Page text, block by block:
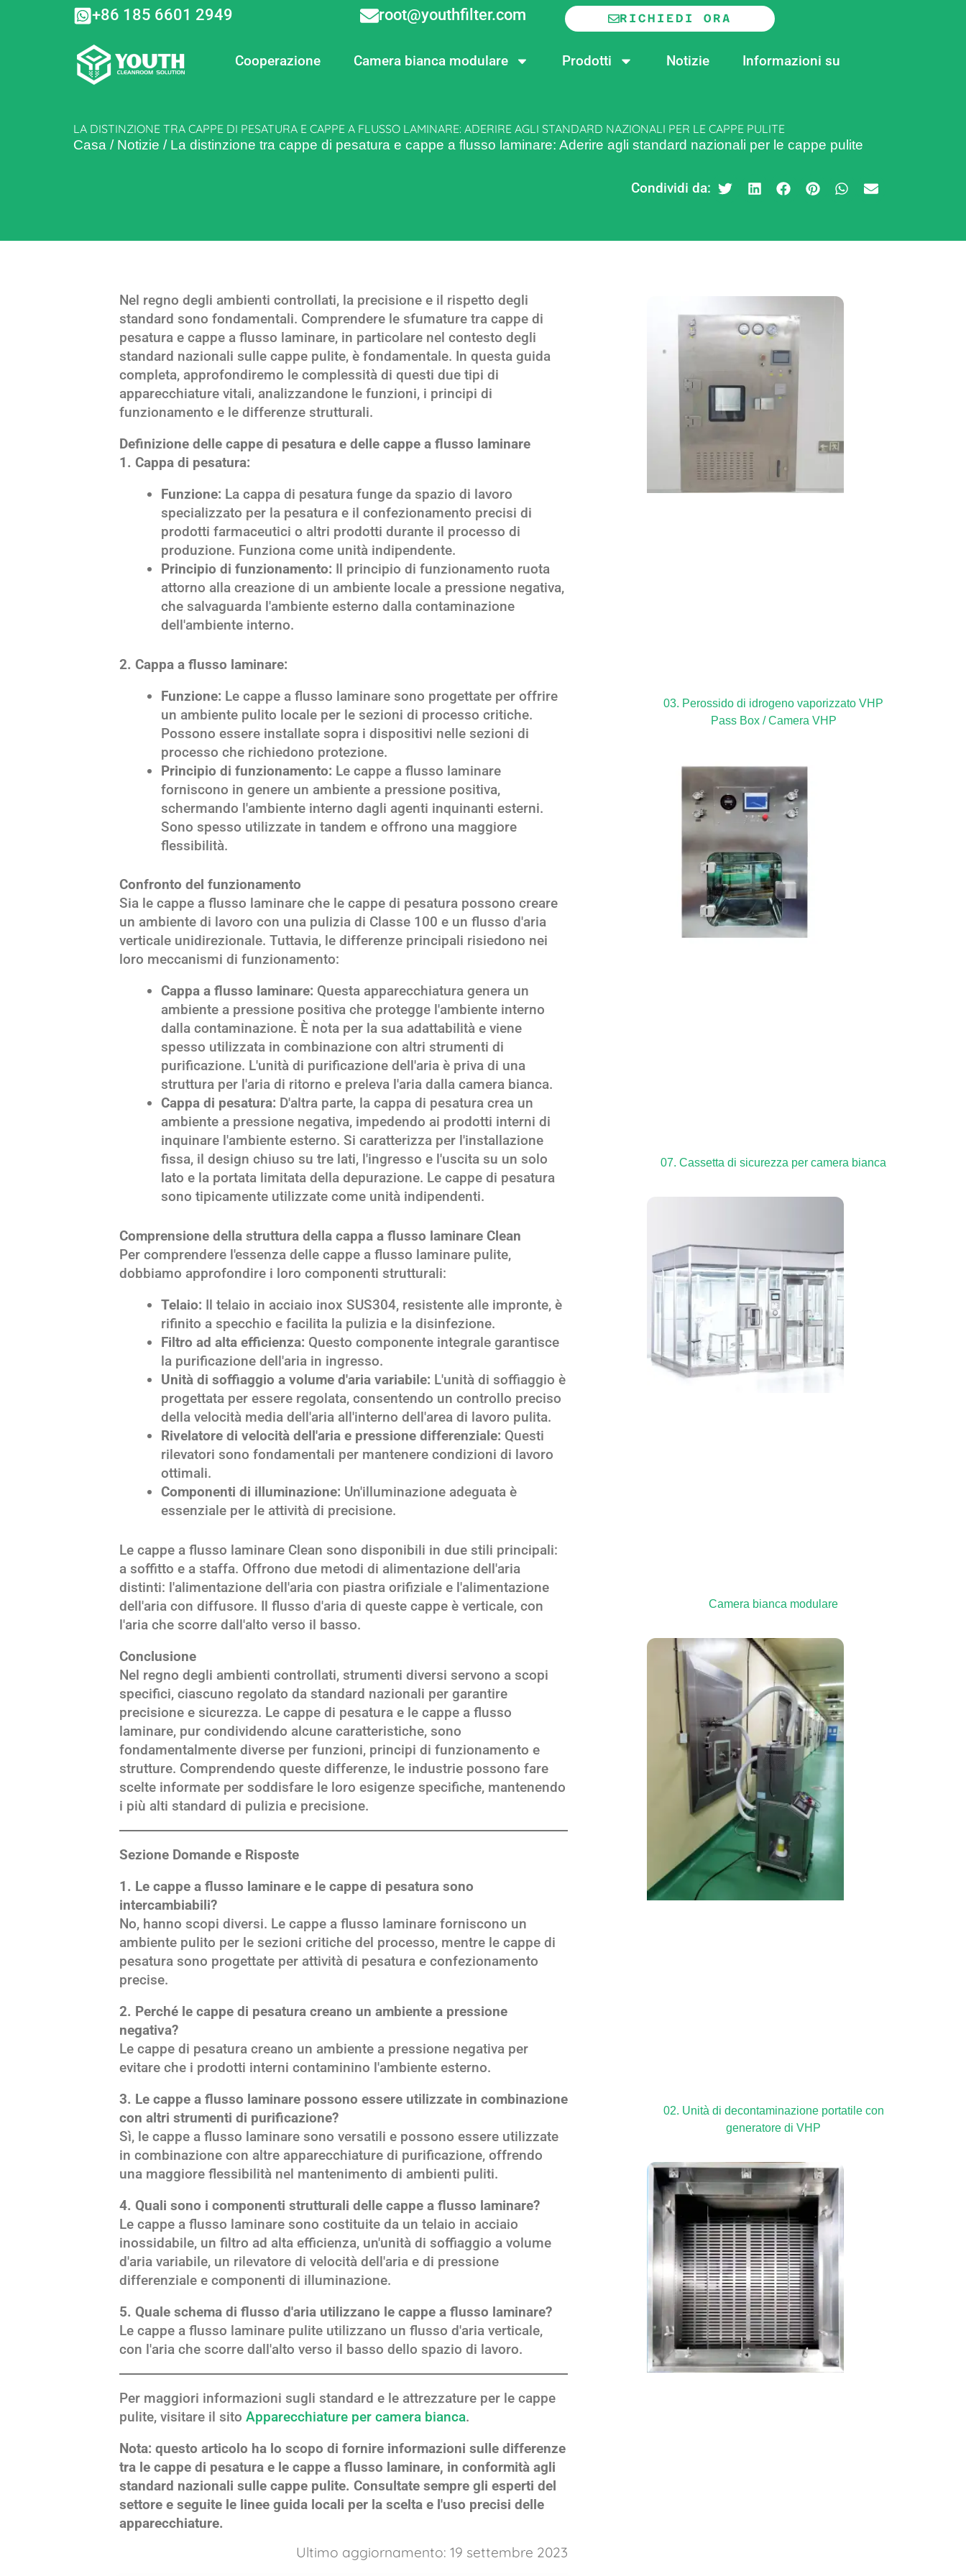
+86 185 6601 2949 root@youthfilter.com RICHIEDI ORA
Cooperazione Camera bianca modulare Prodotti Notizie Informazioni su
LA DISTINZIONE TRA CAPPE DI PESATURA E CAPPE A FLUSSO LAMINARE: ADERIRE AGLI STANDARD NAZIONALI PER LE CAPPE PULITE
Casa / Notizie / La distinzione tra cappe di pesatura e cappe a flusso laminare: Aderire agli standard nazionali per le cappe pulite
Condividi da:
Nel regno degli ambienti controllati, la precisione e il rispetto degli
standard sono fondamentali. Comprendere le sfumature tra cappe di
pesatura e cappe a flusso laminare, in particolare nel contesto degli
standard nazionali sulle cappe pulite, è fondamentale. In questa guida
completa, approfondiremo le complessità di questi due tipi di
apparecchiature vitali, analizzandone le funzioni, i principi di
funzionamento e le differenze strutturali.
Definizione delle cappe di pesatura e delle cappe a flusso laminare
1. Cappa di pesatura:
Funzione: La cappa di pesatura funge da spazio di lavoro
specializzato per la pesatura e il confezionamento precisi di
prodotti farmaceutici o altri prodotti durante il processo di
produzione. Funziona come unità indipendente.
Principio di funzionamento: Il principio di funzionamento ruota
attorno alla creazione di un ambiente locale a pressione negativa,
che salvaguarda l'ambiente esterno dalla contaminazione
dell'ambiente interno.
2. Cappa a flusso laminare:
Funzione: Le cappe a flusso laminare sono progettate per offrire
un ambiente pulito locale per le sezioni di processo critiche.
Possono essere installate sopra i dispositivi nelle sezioni di
processo che richiedono protezione.
Principio di funzionamento: Le cappe a flusso laminare
forniscono in genere un ambiente a pressione positiva,
schermando l'ambiente interno dagli agenti inquinanti esterni.
Sono spesso utilizzate in tandem e offrono una maggiore
flessibilità.
Confronto del funzionamento
Sia le cappe a flusso laminare che le cappe di pesatura possono creare
un ambiente di lavoro con una pulizia di Classe 100 e un flusso d'aria
verticale unidirezionale. Tuttavia, le differenze principali risiedono nei
loro meccanismi di funzionamento:
Cappa a flusso laminare: Questa apparecchiatura genera un
ambiente a pressione positiva che protegge l'ambiente interno
dalla contaminazione. È nota per la sua adattabilità e viene
spesso utilizzata in combinazione con altri strumenti di
purificazione. L'unità di purificazione dell'aria è priva di una
struttura per l'aria di ritorno e preleva l'aria dalla camera bianca.
Cappa di pesatura: D'altra parte, la cappa di pesatura crea un
ambiente a pressione negativa, impedendo ai prodotti interni di
inquinare l'ambiente esterno. Si caratterizza per l'installazione
fissa, il design chiuso su tre lati, l'ingresso e l'uscita su un solo
lato e la portata limitata della depurazione. Le cappe di pesatura
sono tipicamente utilizzate come unità indipendenti.
Comprensione della struttura della cappa a flusso laminare Clean
Per comprendere l'essenza delle cappe a flusso laminare pulite,
dobbiamo approfondire i loro componenti strutturali:
Telaio: Il telaio in acciaio inox SUS304, resistente alle impronte, è
rifinito a specchio e facilita la pulizia e la disinfezione.
Filtro ad alta efficienza: Questo componente integrale garantisce
la purificazione dell'aria in ingresso.
Unità di soffiaggio a volume d'aria variabile: L'unità di soffiaggio è
progettata per essere regolata, consentendo un controllo preciso
della velocità media dell'aria all'interno dell'area di lavoro pulita.
Rivelatore di velocità dell'aria e pressione differenziale: Questi
rilevatori sono fondamentali per mantenere condizioni di lavoro
ottimali.
Componenti di illuminazione: Un'illuminazione adeguata è
essenziale per le attività di precisione.
Le cappe a flusso laminare Clean sono disponibili in due stili principali:
a soffitto e a staffa. Offrono due metodi di alimentazione dell'aria
distinti: l'alimentazione dell'aria con piastra orifiziale e l'alimentazione
dell'aria con diffusore. Il flusso d'aria di queste cappe è verticale, con
l'aria che scorre dall'alto verso il basso.
Conclusione
Nel regno degli ambienti controllati, strumenti diversi servono a scopi
specifici, ciascuno regolato da standard nazionali per garantire
precisione e sicurezza. Le cappe di pesatura e le cappe a flusso
laminare, pur condividendo alcune caratteristiche, sono
fondamentalmente diverse per funzioni, principi di funzionamento e
strutture. Comprendendo queste differenze, le industrie possono fare
scelte informate per soddisfare le loro esigenze specifiche, mantenendo
i più alti standard di pulizia e precisione.
Sezione Domande e Risposte
1. Le cappe a flusso laminare e le cappe di pesatura sono
intercambiabili?
No, hanno scopi diversi. Le cappe a flusso laminare forniscono un
ambiente pulito per le sezioni critiche del processo, mentre le cappe di
pesatura sono progettate per attività di pesatura e confezionamento
precise.
2. Perché le cappe di pesatura creano un ambiente a pressione
negativa?
Le cappe di pesatura creano un ambiente a pressione negativa per
evitare che i prodotti interni contaminino l'ambiente esterno.
3. Le cappe a flusso laminare possono essere utilizzate in combinazione
con altri strumenti di purificazione?
Sì, le cappe a flusso laminare sono versatili e possono essere utilizzate
in combinazione con altre apparecchiature di purificazione, offrendo
una maggiore flessibilità nel mantenimento di ambienti puliti.
4. Quali sono i componenti strutturali delle cappe a flusso laminare?
Le cappe a flusso laminare sono costituite da un telaio in acciaio
inossidabile, un filtro ad alta efficienza, un'unità di soffiaggio a volume
d'aria variabile, un rilevatore di velocità dell'aria e di pressione
differenziale e componenti di illuminazione.
5. Quale schema di flusso d'aria utilizzano le cappe a flusso laminare?
Le cappe a flusso laminare pulite utilizzano un flusso d'aria verticale,
con l'aria che scorre dall'alto verso il basso dello spazio di lavoro.
Per maggiori informazioni sugli standard e le attrezzature per le cappe
pulite, visitare il sito Apparecchiature per camera bianca.
Nota: questo articolo ha lo scopo di fornire informazioni sulle differenze
tra le cappe di pesatura e le cappe a flusso laminare, in conformità agli
standard nazionali sulle cappe pulite. Consultate sempre gli esperti del
settore e seguite le linee guida locali per la scelta e l'uso precisi delle
apparecchiature.
Ultimo aggiornamento: 19 settembre 2023
03. Perossido di idrogeno vaporizzato VHP
Pass Box / Camera VHP
07. Cassetta di sicurezza per camera bianca
Camera bianca modulare
02. Unità di decontaminazione portatile con
generatore di VHP